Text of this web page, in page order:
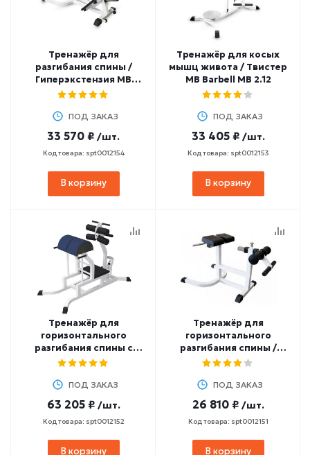
Тренажёр для
разгибания спины /
Гиперэкстензия MB
Barbell MB 2.15
ПОД ЗАКАЗ
33 570 ₽ /шт.
Код товара: spt0012154
В корзину
Тренажёр для косых
мышц живота / Твистер
MB Barbell MB 2.12
ПОД ЗАКАЗ
33 405 ₽ /шт.
Код товара: spt0012153
В корзину
Тренажёр для
горизонтального
разгибания спины с
зажимами для ног /
горизонтальная MB
Barbell МВ 2.31
ПОД ЗАКАЗ
63 205 ₽ /шт.
Код товара: spt0012152
В корзину
Тренажёр для
горизонтального
разгибания спины /
Гиперэкстензия
Barbell MB 2.16
ПОД ЗАКАЗ
26 810 ₽ /шт.
Код товара: spt0012151
В корзину